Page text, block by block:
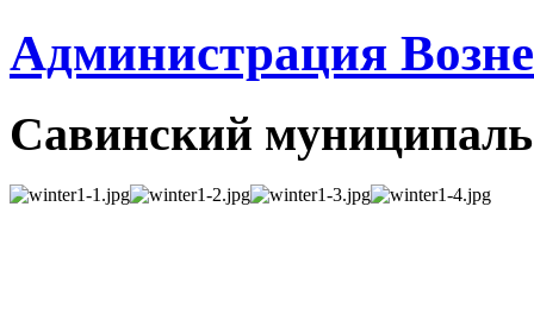
Администрация
Савинский